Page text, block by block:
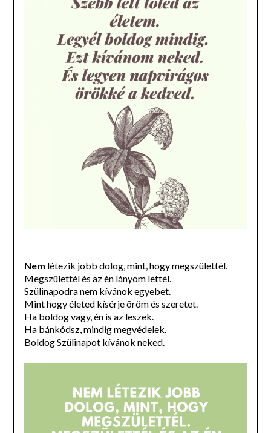
Nem létezik jobb dolog, mint, hogy megszülettél.
Megszülettél és az én lányom lettél.
Szülinapodra nem kívánok egyebet.
Mint hogy életed kísérje öröm és szeretet.
Ha boldog vagy, én is az leszek.
Ha bánkódsz, mindig megvédelek.
Boldog Szülinapot kívánok neked.